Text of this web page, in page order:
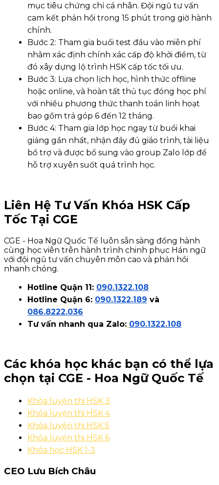
mục tiêu chứng chỉ cá nhân. Đội ngũ tư vấn
cam kết phản hồi trong 15 phút trong giờ hành
chính.
Bước 2: Tham gia buổi test đầu vào miễn phí
nhằm xác định chính xác cấp độ khởi điểm, từ
đó xây dựng lộ trình HSK cấp tốc tối ưu.
Bước 3: Lựa chọn lịch học, hình thức offline
hoặc online, và hoàn tất thủ tục đóng học phí
với nhiều phương thức thanh toán linh hoạt
bao gồm trả góp 6 đến 12 tháng.
Bước 4: Tham gia lớp học ngay từ buổi khai
giảng gần nhất, nhận đầy đủ giáo trình, tài liệu
bổ trợ và được bổ sung vào group Zalo lớp để
hỗ trợ xuyên suốt quá trình học.
Liên Hệ Tư Vấn Khóa HSK Cấp
Tốc Tại CGE
CGE - Hoa Ngữ Quốc Tế luôn sẵn sàng đồng hành
cùng học viên trên hành trình chinh phục Hán ngữ
với đội ngũ tư vấn chuyên môn cao và phản hồi
nhanh chóng.
Hotline Quận 11: 090.1322.108
Hotline Quận 6: 090.1322.189 và
086.8222.036
Tư vấn nhanh qua Zalo: 090.1322.108
Các khóa học khác bạn có thể lựa
chọn tại CGE - Hoa Ngữ Quốc Tế
Khóa luyện thi HSK 3
Khóa luyện thi HSK 4
Khóa luyện thi HSK 5
Khóa luyện thi HSK 6
Khóa học HSK 1-3
CEO Lưu Bích Châu